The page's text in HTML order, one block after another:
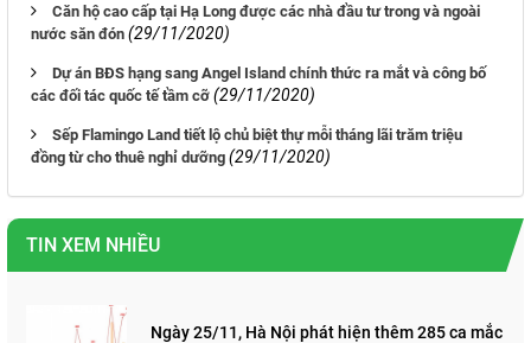
Căn hộ cao cấp tại Hạ Long được các nhà đầu tư trong và ngoài
nước săn đón (29/11/2020)
Dự án BĐS hạng sang Angel Island chính thức ra mắt và công bố
các đối tác quốc tế tầm cỡ (29/11/2020)
Sếp Flamingo Land tiết lộ chủ biệt thự mỗi tháng lãi trăm triệu
đồng từ cho thuê nghỉ dưỡng (29/11/2020)
TIN XEM NHIỀU
Ngày 25/11, Hà Nội phát hiện thêm 285 ca mắc